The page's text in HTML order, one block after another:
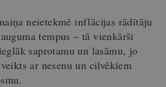
neietekmē inflācijas rādītāju
tempus – tā vienkārši
saprotamu un lasāmu, jo
ar nesenu un cilvēkiem